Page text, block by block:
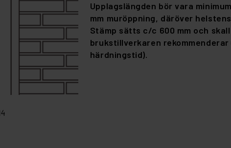
Upplagslängden bör vara
mm muröppning, däröver
Stämp sätts c/c 600 mm och
brukstillverkaren
härdningstid).